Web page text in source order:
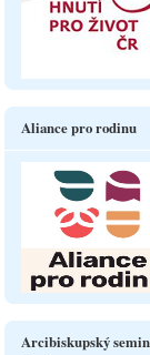
Aliance pro rodinu
Arcibiskupský